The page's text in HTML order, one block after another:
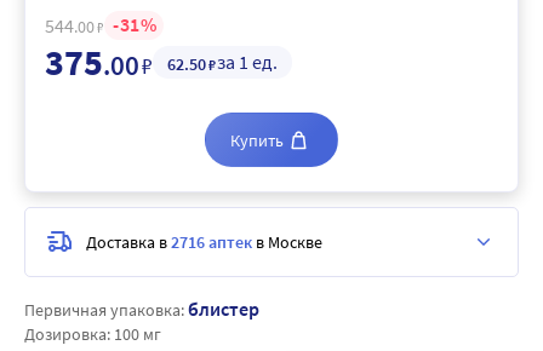
Первичная упаковка:блистер
Дозировка: 100 мг
544.00₽ 31
375.00₽ 62.50₽за 1 ед.
Купить
Доставка в2716 аптек в Москве